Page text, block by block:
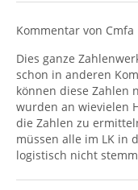
Kommentar von Cmfa
Dies ganze
schon in anderen
können diese Zahlen
wurden an wievielen
die Zahlen zu
müssen alle im LK in
logistisch nicht